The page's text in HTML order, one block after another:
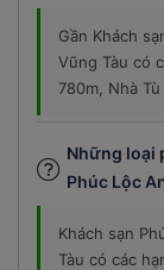
Gần Khách
Vũng Tàu có
780m, Nhà
Những loại
Phúc Lộc
Khách sạn
Tàu có các